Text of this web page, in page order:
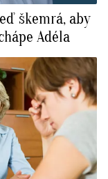
škemrá, aby
Adéla